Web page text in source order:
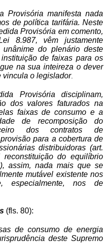
Provisóriamanifesta nada
de política tarifária. Neste
Provisória em comento,
8.987, vêmjustamente
unânimedo plenáriodeste
instituiçãodefaixas para os
na sua inteireza o dever
vincula o legislador.
Provisóriadisciplinam,
dos valores faturados na
faixas de consumo e a
de recomposição do
dos contratos de
para a cobertura de
distribuidoras (art.
reconstituição do equilíbrio
assim, nada mais que se
mutável existente nos
especialmente, nos de
(fls. 80):
de consumo de energia
deste Supremo